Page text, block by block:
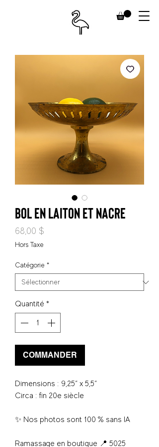
Bol en laiton et nacre
68,00 $
Hors Taxe
Catégorie *
Quantité *
COMMANDER
Dimensions : 9,25“ x 5,5“
Circa : fin 20e siècle
✨ Nos photos sont 100 % sans IA
Ramassage en boutique 📍 5025